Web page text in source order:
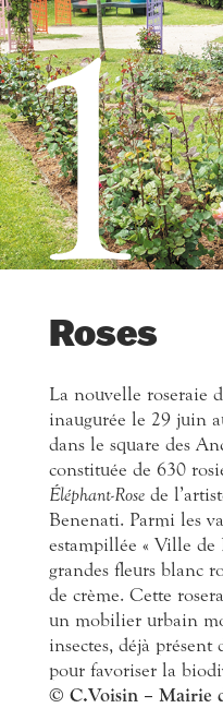
1
Roses
La nouvelle roseraie
inaugurée le 29 juin
dans le square des
constituée de 630
Éléphant-Rose de
Benenati. Parmi les
estampillée « Ville de
grandes fleurs blanc
de crème. Cette
un mobilier urbain
insectes, déjà présent
pour favoriser la
© C.Voisin – Mairie